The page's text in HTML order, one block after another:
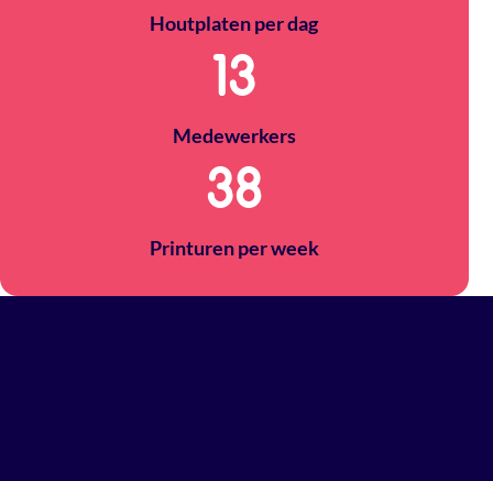
Houtplaten per dag
14
Medewerkers
40
Printuren per week